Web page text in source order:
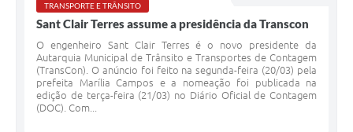
TRANSPORTE E TRÂNSITO
Sant Clair Terres assume a presidência da Transcon
O engenheiro Sant Clair Terres é o novo presidente da
Autarquia Municipal de Trânsito e Transportes de Contagem
(TransCon). O anúncio foi feito na segunda-feira (20/03) pela
prefeita Marília Campos e a nomeação foi publicada na
edição de terça-feira (21/03) no Diário Oficial de Contagem
(DOC). Com...